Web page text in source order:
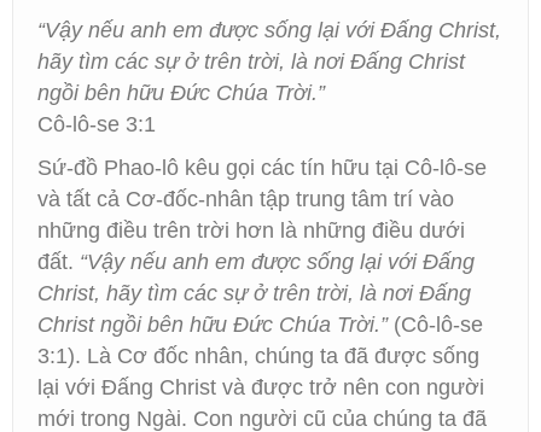
“Vậy nếu anh em được sống lại với Đấng Christ,
hãy tìm các sự ở trên trời, là nơi Đấng Christ
ngồi bên hữu Đức Chúa Trời.”
Cô-lô-se 3:1
Sứ-đồ Phao-lô kêu gọi các tín hữu tại Cô-lô-se
và tất cả Cơ-đốc-nhân tập trung tâm trí vào
những điều trên trời hơn là những điều dưới
đất. “Vậy nếu anh em được sống lại với Đấng
Christ, hãy tìm các sự ở trên trời, là nơi Đấng
Christ ngồi bên hữu Đức Chúa Trời.”(Cô-lô-se
3:1). Là Cơ đốc nhân, chúng ta đã được sống
lại với Đấng Christ và được trở nên con người
mới trong Ngài. Con người cũ của chúng ta đã